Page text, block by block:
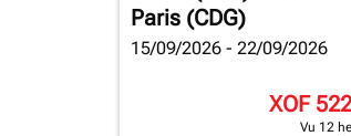
Paris (CDG)
15/09/2026 - 22/09/2026
XOF
Vu 12